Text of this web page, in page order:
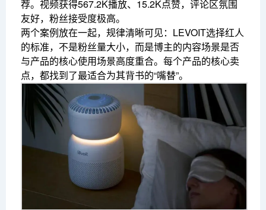
荐。视频获得567.2K播放、15.2K点赞，评论区氛围
友好，粉丝接受度极高。
两个案例放在一起，规律清晰可见：LEVOIT选择红人
的标准，不是粉丝量大小，而是博主的内容场景是否
与产品的核心使用场景高度重合。每个产品的核心卖
点，都找到了最适合为其背书的“嘴替”。